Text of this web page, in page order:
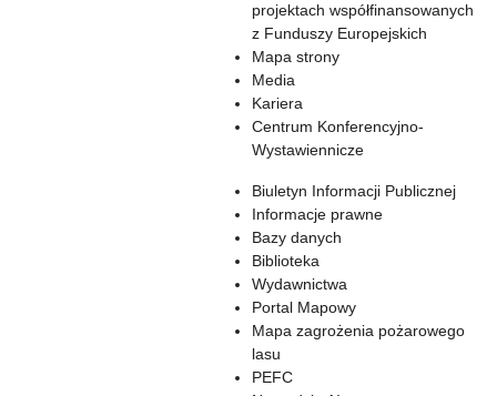
projektach współfinansowanych
z Funduszy Europejskich
Mapa strony
Media
Kariera
Centrum Konferencyjno-
Wystawiennicze
Biuletyn Informacji Publicznej
Informacje prawne
Bazy danych
Biblioteka
Wydawnictwa
Portal Mapowy
Mapa zagrożenia pożarowego
lasu
PEFC